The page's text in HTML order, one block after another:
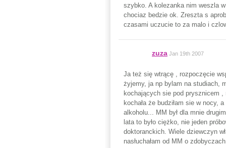
szybko. A kolezanka nim weszla
chociaz bedzie ok. Zreszta s
czasami uczucie to za malo i
zuza Jan 19th 2007
Ja też się wtrącę , rozpoczęcie
żyjemy, ja np bylam na studiach,
kochających sie pod prysznicem
kochała że budziłam sie w nocy,
alkoholu... MM był dla mnie
lata to było ciężko, nie jeden
doktoranckich. Wiele dziewczyn
nasłuchałam od MM o